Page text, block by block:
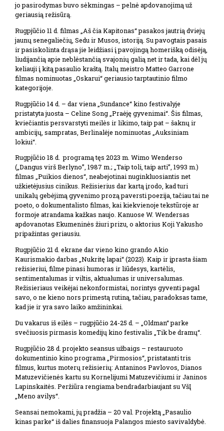
jo pasirodymas buvo sėkmingas – pelnė apdovanojimą už
geriausią režisūrą.
Rugpjūčio 11 d. filmas „Aš čia Kapitonas“ pasakos jautrią dviejų
jaunų senegaliečių, Sedu ir Musos, istoriją. Su pavogtais pasais
ir pasiskolinta drąsa jie leidžiasi į pavojingą homerišką odisėją,
liudijančią apie neblėstančią svajonių galią net ir tada, kai dėl jų
keliauji į kitą pasaulio kraštą. Italų meistro Matteo Garrone
filmas nominuotas „Oskarui“ geriausio tarptautinio filmo
kategorijoje.
Rugpjūčio 14 d. – dar viena „Sundance“ kino festivalyje
pristatyta juosta – Celine Song „Praėję gyvenimai“. Šis filmas,
kviečiantis persvarstyti meilės ir likimo, taip pat – šaknų ir
ambicijų, sampratas, Berlinalėje nominuotas „Auksiniam
lokiui“.
Rugpjūčio 18 d. programą tęs 2023 m. Wimo Wenderso
(„Dangus virš Berlyno”, 1987 m.; „Taip toli, taip arti”, 1993 m.)
filmas „Puikios dienos“, neabejotinai nuginkluosiantis net
užkietėjusius cinikus. Režisierius dar kartą įrodo, kad turi
unikalų gebėjimą gyvenimo prozą paversti poezija, tačiau tai ne
poeto, o dokumentalisto filmas, kai kiekvienoje tekstūroje ar
formoje atrandama kažkas naujo. Kanuose W. Wendersas
apdovanotas Ekumeninės žiuri prizu, o aktorius Koji Yakusho
pripažintas geriausiu.
Rugpjūčio 21 d. ekrane dar vieno kino grando Akio
Kaurismakio darbas „Nukritę lapai“ (2023). Kaip ir įprasta šiam
režisieriui, filme pinasi humoras ir liūdesys, kartėlis,
sentimentalumas ir viltis, aktualumas ir universalumas.
Režisieriaus veikėjai nekonformistai, norintys gyventi pagal
savo, o ne kieno nors primestą rutiną, tačiau, paradoksas tame,
kad jie ir yra savo laiko amžininkai.
Du vakarus iš eilės – rugpjūčio 24-25 d. – „Oldman“ parke
svečiuosis pirmasis komedijų kino festivalis „Tik be dramų“.
Rugpjūčio 28 d. projekto seansus užbaigs – restauruoto
dokumentinio kino programa „Pirmosios“, pristatanti tris
filmus, kurtus moterų režisierių: Antaninos Pavlovos, Dianos
Matuzevičienės kartu su Kornelijumi Matuzevičiumi ir Janinos
Lapinskaitės. Peržiūra rengiama bendradarbiaujant su VšĮ
„Meno avilys“.
Seansai nemokami, jų pradžia – 20 val. Projektą „Pasaulio
kinas parke“ iš dalies finansuoja Palangos miesto savivaldybė.